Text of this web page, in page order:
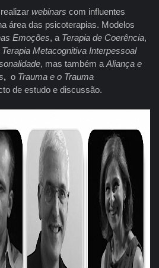
webinars com influentes
área das psicoterapias. Modelos
Emoções, a Terapia de Coerência,
Terapia Metacognitiva Interpessoal
, mas também a Aliança e
, o Trauma e o Trauma
de estudo e discussão.